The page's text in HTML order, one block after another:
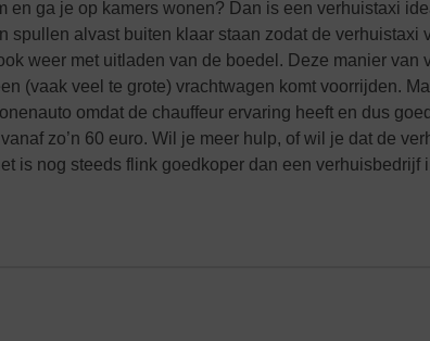
en ga je op kamers wonen? Dan is een verhuistaxi
spullen alvast buiten klaar staan zodat de verhuistaxi
weer met uitladen van de boedel. Deze manier van
(vaak veel te grote) vrachtwagen komt voorrijden.
omdat de chauffeur ervaring heeft en dus
zo’n 60 euro. Wil je meer hulp, of wil je dat de
is nog steeds flink goedkoper dan een verhuisbedrijf